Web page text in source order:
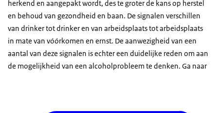
herkend en aangepakt wordt, des te groter de kans op herstel
en behoud van gezondheid en baan. De signalen verschillen
van drinker tot drinker en van arbeidsplaats tot arbeidsplaats
in mate van vóórkomen en ernst. De aanwezigheid van een
aantal van deze signalen is echter een duidelijke reden om aan
de mogelijkheid van een alcoholprobleem te denken. Ga naar